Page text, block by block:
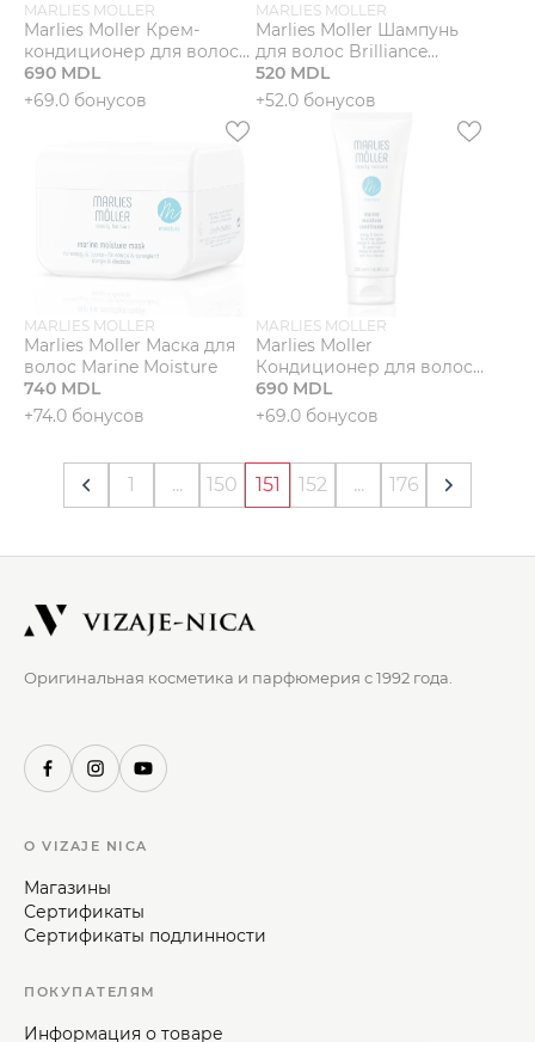
MARLIES MOLLER
Marlies Moller Крем-
кондиционер для волос
Brilliance Colour
690 MDL
+69.0 бонусов
MARLIES MOLLER
Marlies Moller Шампунь
для волос Brilliance
Colour
520 MDL
+52.0 бонусов
MARLIES MOLLER
Marlies Moller Маска для
волос Marine Moisture
740 MDL
+74.0 бонусов
MARLIES MOLLER
Marlies Moller
Кондиционер для волос
Marine Moisture
690 MDL
+69.0 бонусов
1 ... 150 151 152 ... 176
Оригинальная косметика и парфюмерия с 1992 года.
О VIZAJE NICA
Магазины
Сертификаты
Сертификаты подлинности
ПОКУПАТЕЛЯМ
Информация о товаре